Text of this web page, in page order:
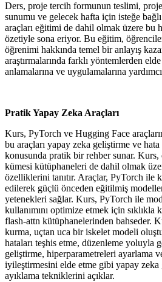
Ders, proje tercih formunun teslimi,
sunumu ve gelecek hafta için isteğe
araçları eğitimi de dahil olmak üzere bu
özetiyle sona eriyor. Bu eğitim,
öğrenimi hakkında temel bir anlayış
araştırmalarında farklı yöntemlerden
anlamalarına ve uygulamalarına
Pratik Yapay Zeka Araçları
Kurs, PyTorch ve Hugging Face
bu araçları yapay zeka geliştirme ve
konusunda pratik bir rehber sunar.
kümesi kütüphaneleri de dahil olmak
özelliklerini tanıtır. Araçlar, PyTorch ile
edilerek güçlü önceden eğitilmiş
yetenekleri sağlar. Kurs, PyTorch ile
kullanımını optimize etmek için sıklıkla
flash-attn kütüphanelerinden bahseder.
kurma, uçtan uca bir iskelet modeli
hataları teşhis etme, düzenleme yoluyla
geliştirme, hiperparametreleri ayarlama
iyileştirmesini elde etme gibi yapay zeka
ayıklama tekniklerini açıklar.